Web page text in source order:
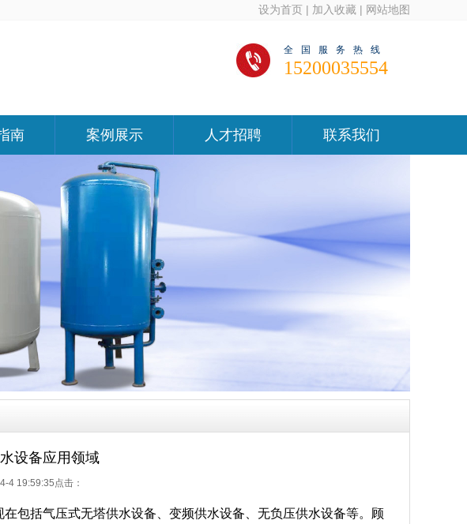
设为首页 | 加入收藏 | 网站地图
全国服务热线
15200035554
南 案例展示 人才招聘 联系我们
设备应用领域
4 19:59:35点击：
包括气压式无塔供水设备、变频供水设备、无负压供水设备等。顾